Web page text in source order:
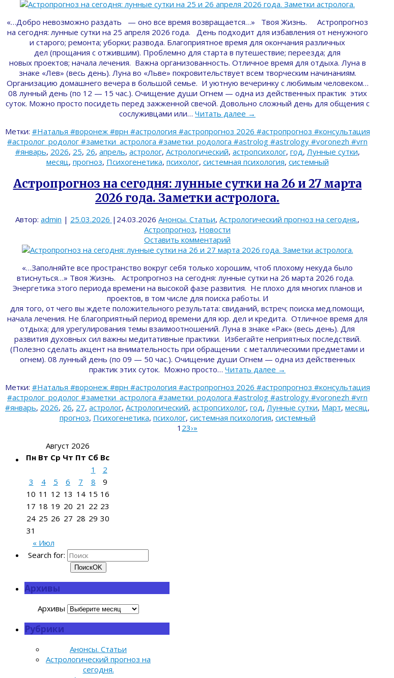
«…Добро невозможно раздать — оно все время возвращается…» Твоя Жизнь. Астропрогноз
на сегодня: лунные сутки на 25 апреля 2026 года. День подходит для избавления от ненужного
и старого; ремонта; уборки; развода. Благоприятное время для окончания различных
дел (прощания с отжившим). Проблемно для старта в путешествие; переезда; для
новых проектов; начала лечения. Важна организованность. Отличное время для отдыха. Луна в
знаке «Лев» (весь день). Луна во «Льве» покровительствует всем творческим начинаниям.
Организацию домашнего вечера в большой семье. И уютную вечеринку с любимым человеком…
08 лунный день (по 12 — 15 час.). Очищение души Огнем — одна из действенных практик этих
суток. Можно просто посидеть перед зажженной свечой. Довольно сложный день для общения с
сослуживцами или… Читать далее →
Метки: #Наталья #воронеж #врн #астрология #астропрогноз 2026 #астропрогноз #консультация
#астролог_родолог #заметки_астролога #заметки_родолога #astrolog #astrology #voronezh #vrn
#январь, 2026, 25, 26, апрель, астролог, Астрологический, астропсихолог, год, Лунные сутки,
месяц, прогноз, Психогенетика, психолог, системная психология, системный
Астропрогноз на сегодня: лунные сутки на 26 и 27 марта
2026 года. Заметки астролога.
Автор: admin | 25.03.2026 | 24.03.2026 Анонсы. Статьи, Астрологический прогноз на сегодня.,
Астропрогноз, Новости
Оставить комментарий
«…Заполняйте все пространство вокруг себя только хорошим, чтоб плохому некуда было
втиснуться…» Твоя Жизнь. Астропрогноз на сегодня: лунные сутки на 26 марта 2026 года.
Энергетика этого периода времени на высокой фазе развития. Не плохо для многих планов и
проектов, в том числе для поиска работы. И
для того, от чего вы ждете положительного результата: свиданий, встреч; поиска мед.помощи,
начала лечения. Не благоприятный период времени для юр. дел и кредита. Отличное время для
отдыха; для урегулирования темы взаимоотношений. Луна в знаке «Рак» (весь день). Для
развития духовных сил важны медитативные практики. Избегайте неприятных последствий.
(Полезно сделать акцент на внимательность при обращении с металлическими предметами и
огнем). 08 лунный день (по 09 — 50 час.). Очищение души Огнем — одна из действенных
практик этих суток. Можно просто… Читать далее →
Метки: #Наталья #воронеж #врн #астрология #астропрогноз 2026 #астропрогноз #консультация
#астролог_родолог #заметки_астролога #заметки_родолога #astrolog #astrology #voronezh #vrn
#январь, 2026, 26, 27, астролог, Астрологический, астропсихолог, год, Лунные сутки, Март, месяц,
прогноз, Психогенетика, психолог, системная психология, системный
1 23›»
Август 2026
Пн Вт Ср Чт Пт Сб Вс
« Июл
1
2
3
4 5 6 7 8
9
10 11 12 13 14 15 16
17 18 19 20 21 22 23
24 25 26 27 28 29 30
31
Search for:
ПоискOK
Архивы
Архивы
Рубрики
Анонсы. Статьи
Астрологический прогноз на
сегодня.